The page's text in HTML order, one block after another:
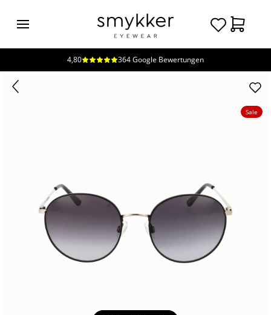
Login
Unsere
Preise
Kontakt
Kostenfreie Typberatung
4,80 364 Google Bewertungen
Sale